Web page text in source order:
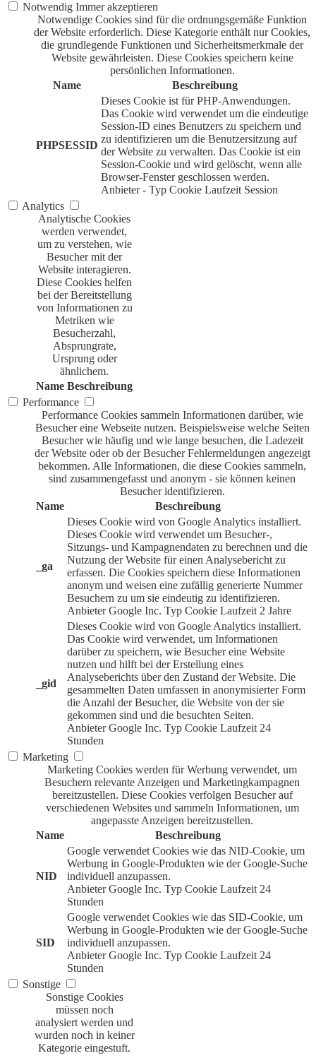
Notwendig Immer akzeptieren
Notwendige Cookies sind für die ordnungsgemäße Funktion
der Website erforderlich. Diese Kategorie enthält nur Cookies,
die grundlegende Funktionen und Sicherheitsmerkmale der
Website gewährleisten. Diese Cookies speichern keine
persönlichen Informationen.
Name
Beschreibung
PHPSESSID
Dieses Cookie ist für PHP-Anwendungen.
Das Cookie wird verwendet um die eindeutige
Session-ID eines Benutzers zu speichern und
zu identifizieren um die Benutzersitzung auf
der Website zu verwalten. Das Cookie ist ein
Session-Cookie und wird gelöscht, wenn alle
Browser-Fenster geschlossen werden.
Anbieter - Typ Cookie Laufzeit Session
Analytics
Analytische Cookies
werden verwendet,
um zu verstehen, wie
Besucher mit der
Website interagieren.
Diese Cookies helfen
bei der Bereitstellung
von Informationen zu
Metriken wie
Besucherzahl,
Absprungrate,
Ursprung oder
ähnlichem.
Name Beschreibung
Performance
Performance Cookies sammeln Informationen darüber, wie
Besucher eine Webseite nutzen. Beispielsweise welche Seiten
Besucher wie häufig und wie lange besuchen, die Ladezeit
der Website oder ob der Besucher Fehlermeldungen angezeigt
bekommen. Alle Informationen, die diese Cookies sammeln,
sind zusammengefasst und anonym - sie können keinen
Besucher identifizieren.
Name
Beschreibung
_ga
Dieses Cookie wird von Google Analytics installiert.
Dieses Cookie wird verwendet um Besucher-,
Sitzungs- und Kampagnendaten zu berechnen und die
Nutzung der Website für einen Analysebericht zu
erfassen. Die Cookies speichern diese Informationen
anonym und weisen eine zufällig generierte Nummer
Besuchern zu um sie eindeutig zu identifizieren.
Anbieter Google Inc. Typ Cookie Laufzeit 2 Jahre
_gid
Dieses Cookie wird von Google Analytics installiert.
Das Cookie wird verwendet, um Informationen
darüber zu speichern, wie Besucher eine Website
nutzen und hilft bei der Erstellung eines
Analyseberichts über den Zustand der Website. Die
gesammelten Daten umfassen in anonymisierter Form
die Anzahl der Besucher, die Website von der sie
gekommen sind und die besuchten Seiten.
Anbieter Google Inc. Typ Cookie Laufzeit 24
Stunden
Marketing
Marketing Cookies werden für Werbung verwendet, um
Besuchern relevante Anzeigen und Marketingkampagnen
bereitzustellen. Diese Cookies verfolgen Besucher auf
verschiedenen Websites und sammeln Informationen, um
angepasste Anzeigen bereitzustellen.
Name
Beschreibung
NID
Google verwendet Cookies wie das NID-Cookie, um
Werbung in Google-Produkten wie der Google-Suche
individuell anzupassen.
Anbieter Google Inc. Typ Cookie Laufzeit 24
Stunden
SID
Google verwendet Cookies wie das SID-Cookie, um
Werbung in Google-Produkten wie der Google-Suche
individuell anzupassen.
Anbieter Google Inc. Typ Cookie Laufzeit 24
Stunden
Sonstige
Sonstige Cookies
müssen noch
analysiert werden und
wurden noch in keiner
Kategorie eingestuft.